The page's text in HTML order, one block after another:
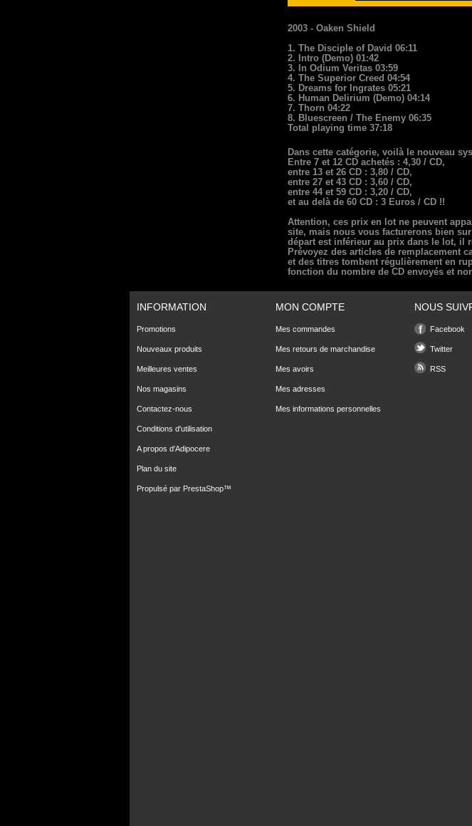
2003 - Oaken Shield
1. The Disciple of David 06:11
2. Intro (Demo) 01:42
3. In Odium Veritas 03:59
4. The Superior Creed 04:54
5. Dreams for Ingrates 05:21
6. Human Delirium (Demo) 04:14
7. Thorn 04:22
8. Bluescreen / The Enemy 06:35
Total playing time 37:18
Dans cette catégorie, voilà le nouveau
Entre 7 et 12 CD achetés : 4,30 / CD,
entre 13 et 26 CD : 3,80 / CD,
entre 27 et 43 CD : 3,60 / CD,
entre 44 et 59 CD : 3,20 / CD,
et au delà de 60 CD : 3 Euros / CD !!
Attention, ces prix en lot ne peuvent
site, mais nous vous facturerons bien
départ est inférieur au prix dans le lot, il
Prévoyez des articles de remplacement
et des titres tombent régulièrement en
fonction du nombre de CD envoyés et
INFORMATION
Promotions
Nouveaux produits
Meilleures ventes
Nos magasins
Contactez-nous
Conditions d'utilisation
A propos d'Adipocere
Plan du site
Propulsé par PrestaShop™
MON COMPTE
Mes commandes
Mes retours de marchandise
Mes avoirs
Mes adresses
Mes informations personnelles
NOUS
Facebook
Twitter
RSS